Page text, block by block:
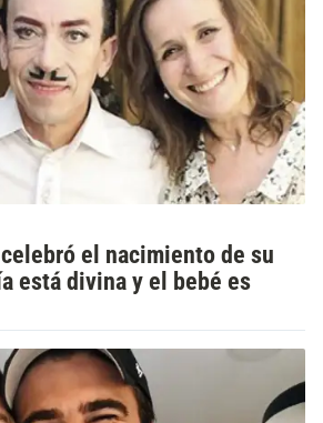
el nacimiento de su
está divina y el bebé es